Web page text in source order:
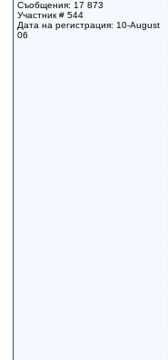
Съобщения: 17 873
Участник # 544
Дата на регистрация: 10-August
06